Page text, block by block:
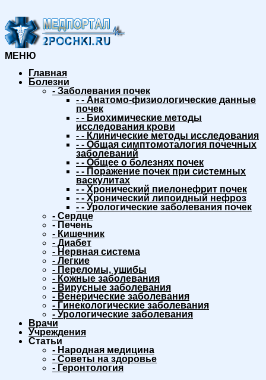
МЕНЮ
Главная
Болезни
- Заболевания почек
- - Анатомо-физиологические данные
почек
- - Биохимические методы
исследования крови
- - Клинические методы исследования
- - Общая симптомоталогия почечных
заболеваний
- - Общее о болезнях почек
- - Поражение почек при системных
васкулитах
- - Хронический пиелонефрит почек
- - Хронический липоидный нефроз
- - Урологические заболевания почек
- Сердце
- Печень
- Кишечник
- Диабет
- Нервная система
- Легкие
- Переломы, ушибы
- Кожные заболевания
- Вирусные заболевания
- Венерические заболевания
- Гинекологические заболевания
- Урологические заболевания
Врачи
Учреждения
Статьи
- Народная медицина
- Советы на здоровье
- Геронтология